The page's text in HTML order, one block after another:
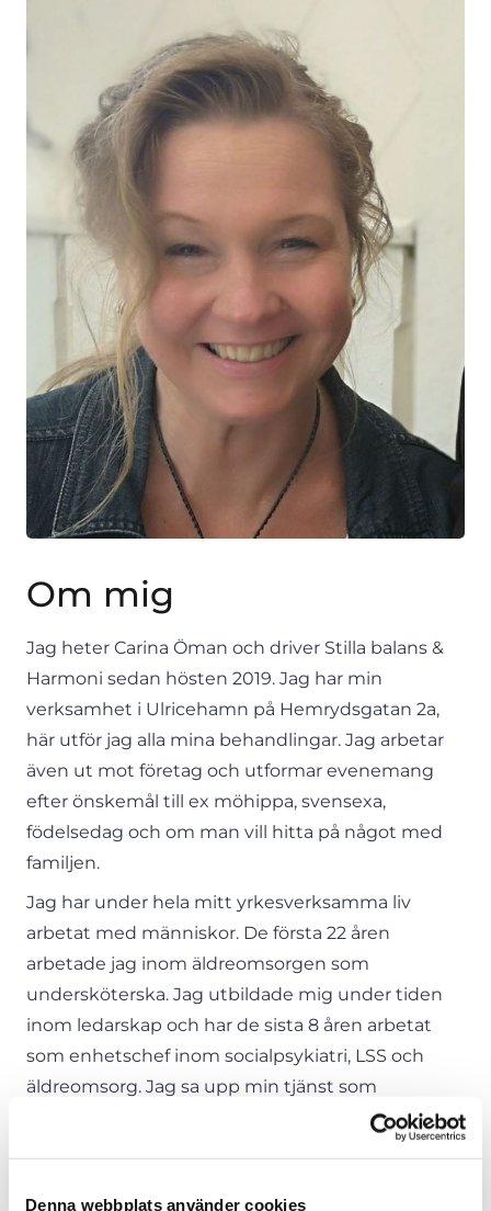
Denna webbplats använder cookies
Om mig
Jag heter Carina Öman och driver Stilla balans &
Harmoni sedan hösten 2019. Jag har min
verksamhet i Ulricehamn på Hemrydsgatan 2a,
här utför jag alla mina behandlingar. Jag arbetar
även ut mot företag och utformar evenemang
efter önskemål till ex möhippa, svensexa,
födelsedag och om man vill hitta på något med
familjen.
Jag har under hela mitt yrkesverksamma liv
arbetat med människor. De första 22 åren
arbetade jag inom äldreomsorgen som
undersköterska. Jag utbildade mig under tiden
inom ledarskap och har de sista 8 åren arbetat
som enhetschef inom socialpsykiatri, LSS och
äldreomsorg. Jag sa upp min tjänst som
enhetschef för att ägna mig åt det jag brinner
mest för, att hjälpa människor att må bättre.